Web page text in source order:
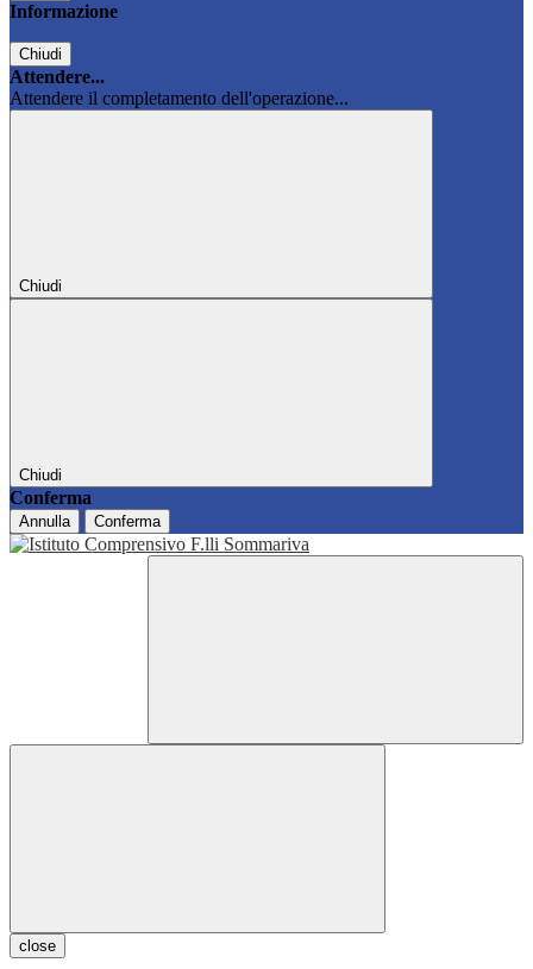
Informazione
Chiudi
Attendere...
Attendere il completamento dell'operazione...
Chiudi
Chiudi
Conferma
Annulla Conferma
close